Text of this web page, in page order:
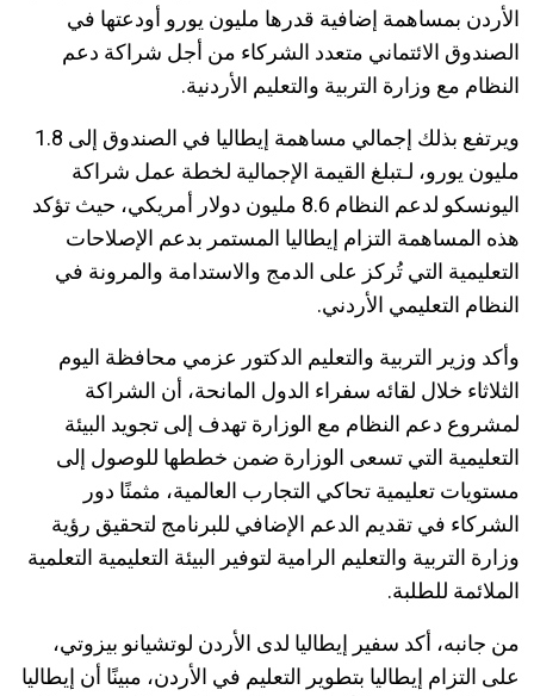
الأردن بمساهمة إضافية قدرها مليون يورو أودعتها في
الصندوق الائتماني متعدد الشركاء من أجل شراكة دعم
النظام مع وزارة التربية والتعليم الأردنية.
ويرتفع بذلك إجمالي مساهمة إيطاليا في الصندوق إلى 1.8
مليون يورو، لـتبلغ القيمة الإجمالية لخطة عمل شراكة
اليونسكو لدعم النظام 8.6 مليون دولار أمريكي، حيث تؤكد
هذه المساهمة التزام إيطاليا المستمر بدعم الإصلاحات
التعليمية التي تُركز على الدمج والاستدامة والمرونة في
النظام التعليمي الأردني.
وأكد وزير التربية والتعليم الدكتور عزمي محافظة اليوم
الثلاثاء خلال لقائه سفراء الدول المانحة، أن الشراكة
لمشروع دعم النظام مع الوزارة تهدف إلى تجويد البيئة
التعليمية التي تسعى الوزارة ضمن خططها للوصول إلى
مستويات تعليمية تحاكي التجارب العالمية، مثمنًا دور
الشركاء في تقديم الدعم الإضافي للبرنامج لتحقيق رؤية
وزارة التربية والتعليم الرامية لتوفير البيئة التعليمية التعلمية
الملائمة للطلبة.
من جانبه، أكد سفير إيطاليا لدى الأردن لوتشيانو بيزوتي،
على التزام إيطاليا بتطوير التعليم في الأردن، مبينًا أن إيطاليا